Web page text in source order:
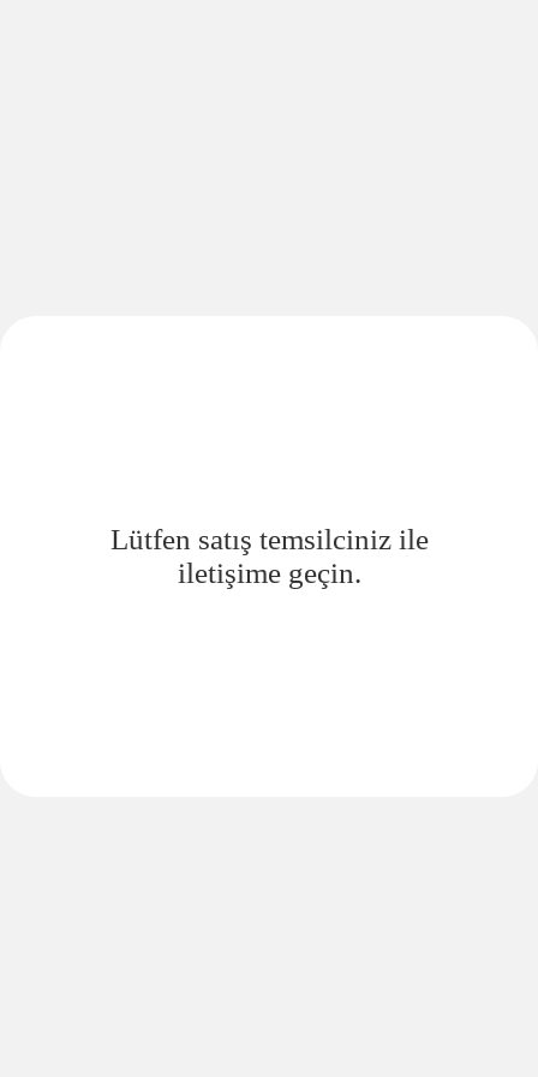
Lütfen satış temsilciniz ile
iletişime geçin.